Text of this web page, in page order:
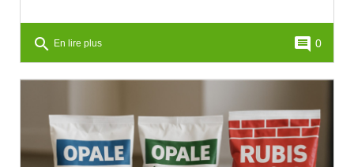
search En lire plus comment 0